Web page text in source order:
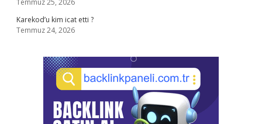
Temmuz 25, 2026
Karekod’u kim icat etti ?
Temmuz 24, 2026